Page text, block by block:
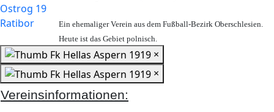
Ein ehemaliger Verein aus dem Fußball-Bezirk Oberschlesien.
Heute ist das Gebiet polnisch.
×
×
Vereinsinformationen: